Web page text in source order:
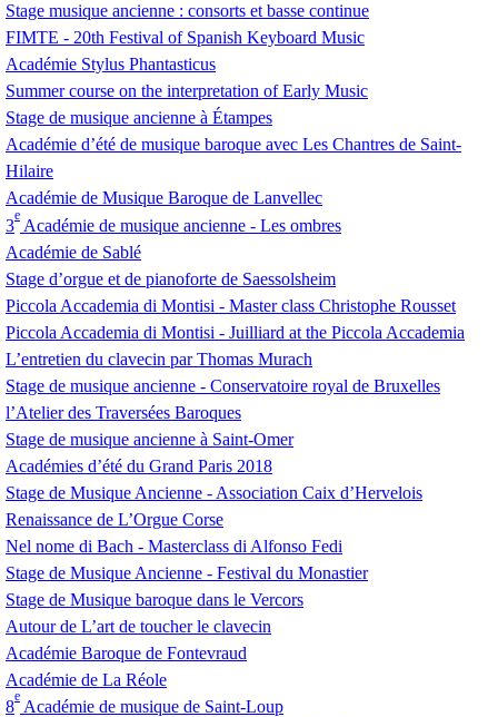
Stage musique ancienne : consorts et basse continue
FIMTE - 20th Festival of Spanish Keyboard Music
Académie Stylus Phantasticus
Summer course on the interpretation of Early Music
Stage de musique ancienne à Étampes
Académie d’été de musique baroque avec Les Chantres de Saint-
Hilaire
Académie de Musique Baroque de Lanvellec
3
e
Académie de musique ancienne - Les ombres
Académie de Sablé
Stage d’orgue et de pianoforte de Saessolsheim
Piccola Accademia di Montisi - Master class Christophe Rousset
Piccola Accademia di Montisi - Juilliard at the Piccola Accademia
L’entretien du clavecin par Thomas Murach
Stage de musique ancienne - Conservatoire royal de Bruxelles
l’Atelier des Traversées Baroques
Stage de musique ancienne à Saint-Omer
Académies d’été du Grand Paris 2018
Stage de Musique Ancienne - Association Caix d’Hervelois
Renaissance de L’Orgue Corse
Nel nome di Bach - Masterclass di Alfonso Fedi
Stage de Musique Ancienne - Festival du Monastier
Stage de Musique baroque dans le Vercors
Autour de L’art de toucher le clavecin
Académie Baroque de Fontevraud
Académie de La Réole
8
e
Académie de musique de Saint-Loup